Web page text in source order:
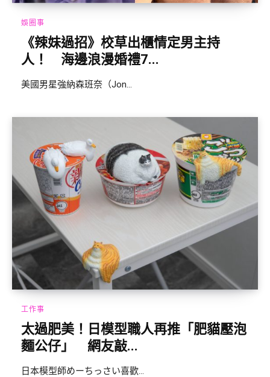
娛圈事
《辣妹過招》校草出櫃情定男主持
人！ 海邊浪漫婚禮7...
美國男星強納森班奈（Jon...
工作事
太過肥美！日模型職人再推「肥貓壓泡
麵公仔」 網友敲...
日本模型師めーちっさい喜歡...